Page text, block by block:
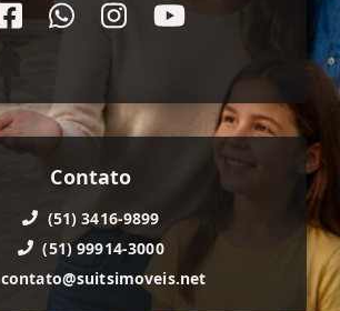
Contato
(51) 3416-9899
(51) 99914-3000
contato@suitsimoveis.net